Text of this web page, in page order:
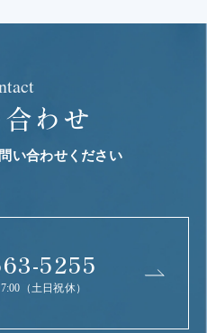
わせ
い合わせください
5255
（土日祝休）